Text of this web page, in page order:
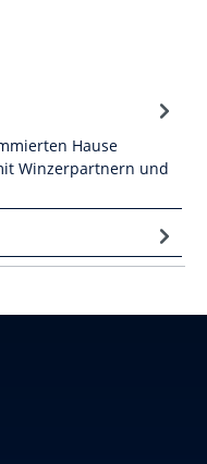
Hause
Winzerpartnern und